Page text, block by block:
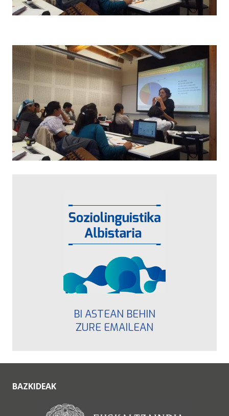
BI ASTEAN BEHIN
ZURE EMAILEAN
BAZKIDEAK